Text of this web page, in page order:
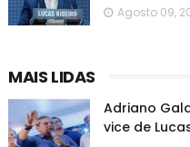
Agosto 09,
MAIS LIDAS
Adriano
vice de